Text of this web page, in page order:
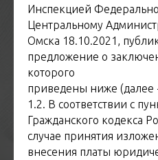
Инспекцией
Центральному
Омска 18.10.2021,
предложение о
которого
приведены ниже (далее
1.2. В соответствии с
Гражданского кодекса
случае принятия
внесения платы